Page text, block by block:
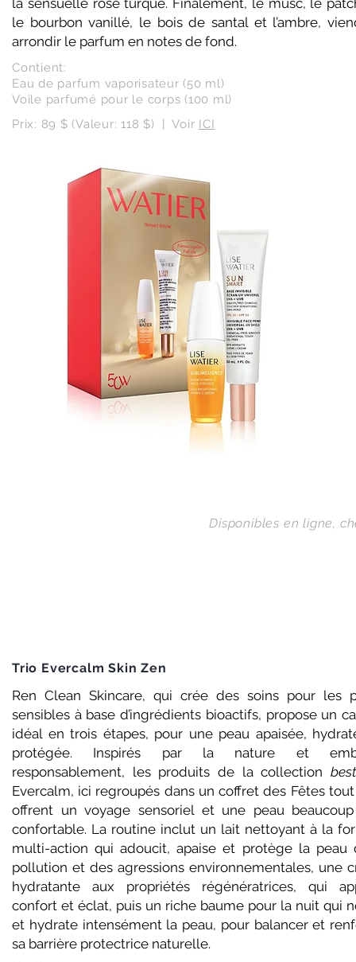
la sensuelle rose turque. Finalement, le musc, le
le bourbon vanillé, le bois de santal et l’ambre,
arrondir le parfum en notes de fond.
Contient:
Eau de parfum vaporisateur (50 ml)
Voile parfumé pour le corps (100 ml)
Prix: 89 $ (Valeur: 118 $) | Voir ICI
Disponibles en ligne,
Trio Evercalm Skin Zen
Ren Clean Skincare, qui crée des soins pour les
sensibles à base d’ingrédients bioactifs, propose un
idéal en trois étapes, pour une peau apaisée,
protégée. Inspirés par la nature et
responsablement, les produits de la collection
Evercalm, ici regroupés dans un coffret des Fêtes
offrent un voyage sensoriel et une peau
confortable. La routine inclut un lait nettoyant à la
multi-action qui adoucit, apaise et protège la peau
pollution et des agressions environnementales, une
hydratante aux propriétés régénératrices, qui
confort et éclat, puis un riche baume pour la nuit qui
et hydrate intensément la peau, pour balancer et
sa barrière protectrice naturelle.